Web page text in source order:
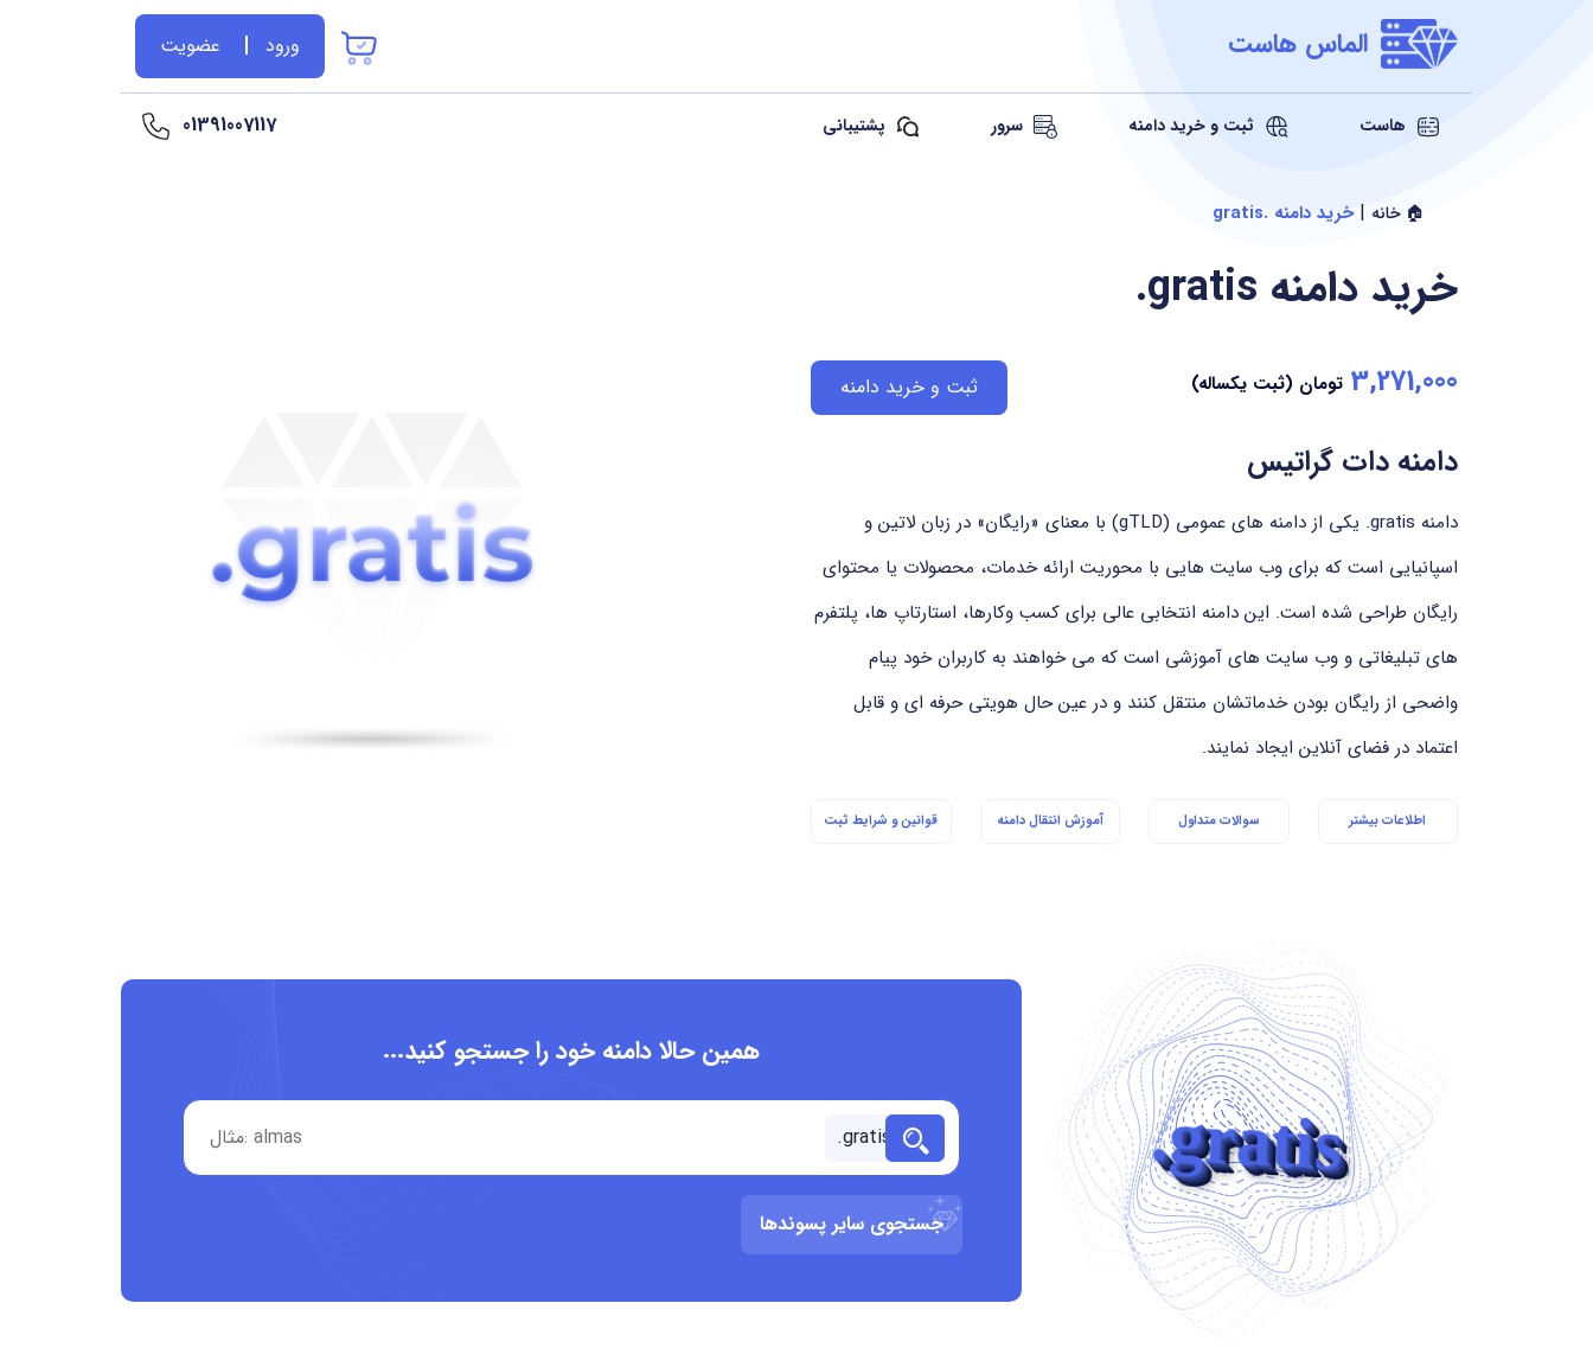
الماس هاست ورود عضویت
هاست ثبت و خرید دامنه سرور پشتیبانی 01391007117
🏠 خانه |خرید دامنه .gratis
.gratis خرید دامنه
3,271,000 تومان (ثبت یکساله) ثبت و خرید دامنه
دامنه دات گراتیس
دامنه ‎.gratis یکی از دامنه های عمومی (gTLD) با معنای «رایگان» در زبان لاتین و
اسپانیایی است که برای وب سایت هایی با محوریت ارائه خدمات، محصولات یا محتوای
رایگان طراحی شده است. این دامنه انتخابی عالی برای کسب وکارها، استارتاپ ها، پلتفرم
های تبلیغاتی و وب سایت های آموزشی است که می خواهند به کاربران خود پیام
واضحی از رایگان بودن خدماتشان منتقل کنند و در عین حال هویتی حرفه ای و قابل
اعتماد در فضای آنلاین ایجاد نمایند.
اطلاعات بیشتر سوالات متداول آموزش انتقال دامنه قوانین و شرایط ثبت
.gratis
همین حالا دامنه خود را جستجو کنید...
جستجوی سایر پسوندها